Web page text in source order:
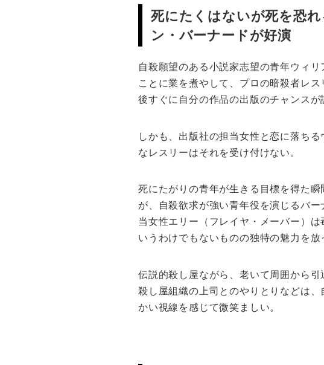
死にたくはないが死を恐
ン・バーナードが好演
自殺願望のある小説家志望の青年ウィ
ことに業を煮やして、プロの暗殺者レ
後すぐに自分の作品の出版のチャンスが
しかも、出版社の担当女性と恋に落ち
なレスリーはそれを受け付けない。
死にたがりの青年が生きる目標を得た
が、自殺欲求が強い青年役を演じるバ
当女性エリー（フレイヤ・メーバー）
いうわけでもないものの独特の魅力を放
伝説的殺し屋ながら、老いて周囲から
殺し屋組織の上司とのやりとりなどは
かい視線を感じて微笑ましい。